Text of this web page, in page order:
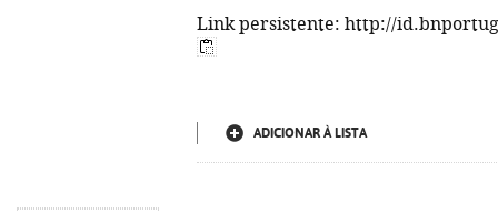
Link persistente: http://
ADICIONAR À LISTA